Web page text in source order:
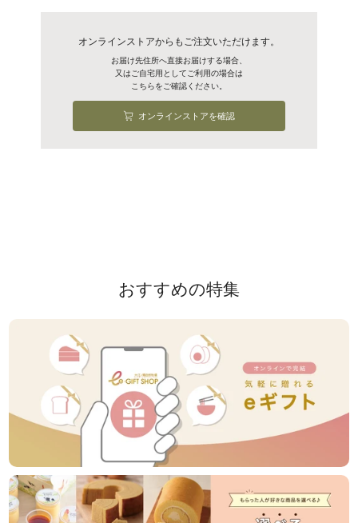
オンラインストアからもご注文いただけます。
お届け先住所へ直接お届けする場合、
又はご自宅用としてご利用の場合は
こちらをご確認ください。
オンラインストアを確認
おすすめの特集